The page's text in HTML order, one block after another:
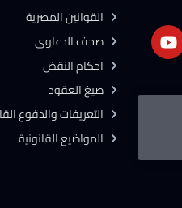
القوانين المصرية
صحف الدعاوى
احكام النقض
صيغ العقود
التعريفات والدفوع
المواضيع القانونية